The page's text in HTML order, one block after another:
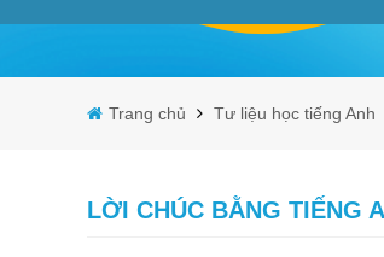
Trang chủ Tư liệu học tiếng Anh
LỜI CHÚC BẰNG TIẾNG